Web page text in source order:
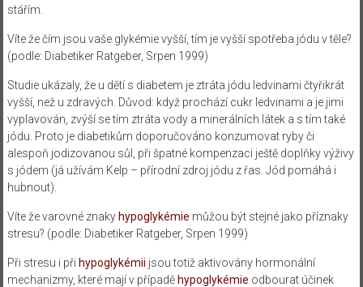
stářím.
Víte že čím jsou vaše glykémie vyšší, tím je vyšší spotřeba jódu v těle?
(podle: Diabetiker Ratgeber, Srpen 1999)
Studie ukázaly, že u dětí s diabetem je ztráta jódu ledvinami čtyřikrát
vyšší, než u zdravých. Důvod: když prochází cukr ledvinami a je jimi
vyplavován, zvýší se tím ztráta vody a minerálních látek a s tím také
jódu. Proto je diabetikům doporučováno konzumovat ryby či
alespoň jodizovanou sůl, při špatné kompenzaci ještě doplňky výživy
s jódem (já užívám Kelp – přírodní zdroj jódu z řas. Jód pomáhá i
hubnout).
Víte že varovné znaky hypoglykémie můžou být stejné jako příznaky
stresu? (podle: Diabetiker Ratgeber, Srpen 1999)
Při stresu i při hypoglykémii jsou totiž aktivovány hormonální
mechanizmy, které mají v případě hypoglykémie odbourat účinek